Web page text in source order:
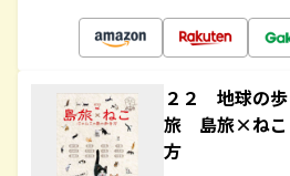
２２ 地球の
旅 島旅×ねこ
方